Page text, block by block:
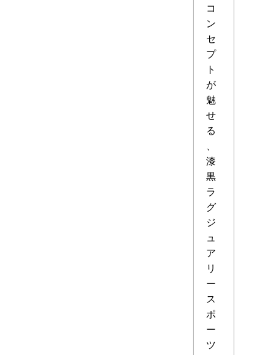
コ
ン
セ
プ
ト
が
魅
せ
る
漆
黒
ラ
グ
ジ
ュ
ア
リ
ー
ス
ポ
ー
ツ